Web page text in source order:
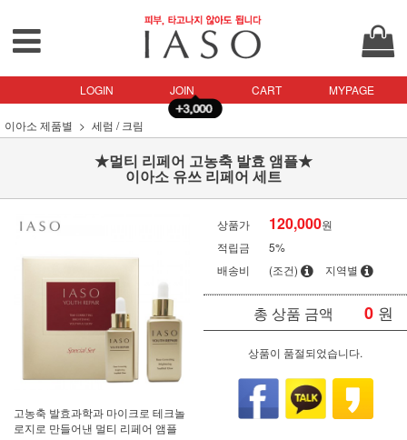
LOGIN JOIN CART MYPAGE
이아소 제품별 세럼 / 크림
★멀티 리페어 고농축 발효 앰플★
이아소 유쓰 리페어 세트
고농축 발효과학과 마이크로 테크놀
로지로 만들어낸 멀티 리페어 앰플
상품가 120,000원
적립금
5%
배송비
(조건) 지역별
총 상품 금액 0 원
상품이 품절되었습니다.